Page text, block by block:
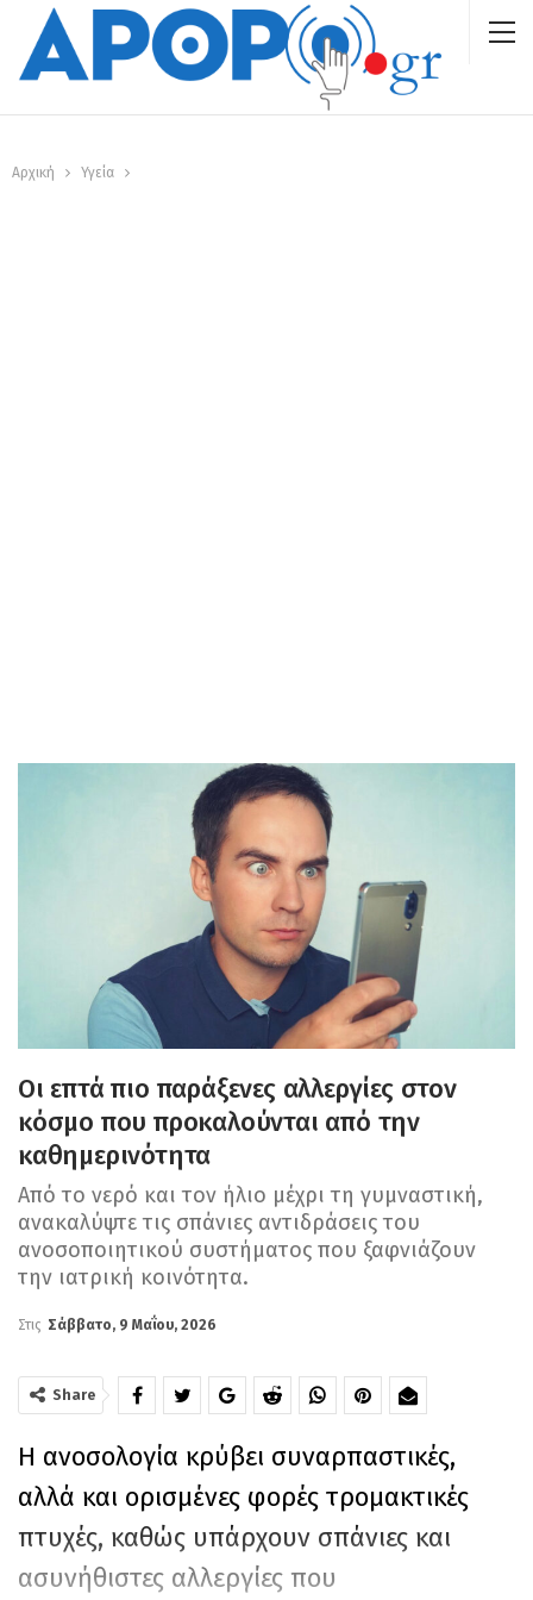
Αρχική Υγεία
Οι επτά πιο παράξενες αλλεργίες στον
κόσμο που προκαλούνται από την
καθημερινότητα
Από το νερό και τον ήλιο μέχρι τη γυμναστική,
ανακαλύψτε τις σπάνιες αντιδράσεις του
ανοσοποιητικού συστήματος που ξαφνιάζουν
την ιατρική κοινότητα.
Στις Σάββατο, 9 Μαΐου, 2026
Share
Η ανοσολογία κρύβει συναρπαστικές,
αλλά και ορισμένες φορές τρομακτικές
πτυχές, καθώς υπάρχουν σπάνιες και
ασυνήθιστες αλλεργίες που